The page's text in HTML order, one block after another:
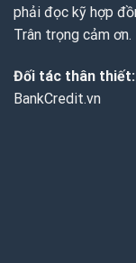
phải đọc kỹ hợp
Trân trọng cảm ơn.
Đối tác thân thiết:
BankCredit.vn